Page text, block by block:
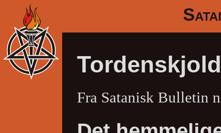
Fra Satanisk Bulletin